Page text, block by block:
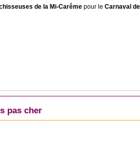
de la Mi-Carême pour le Carnaval
pas cher
20